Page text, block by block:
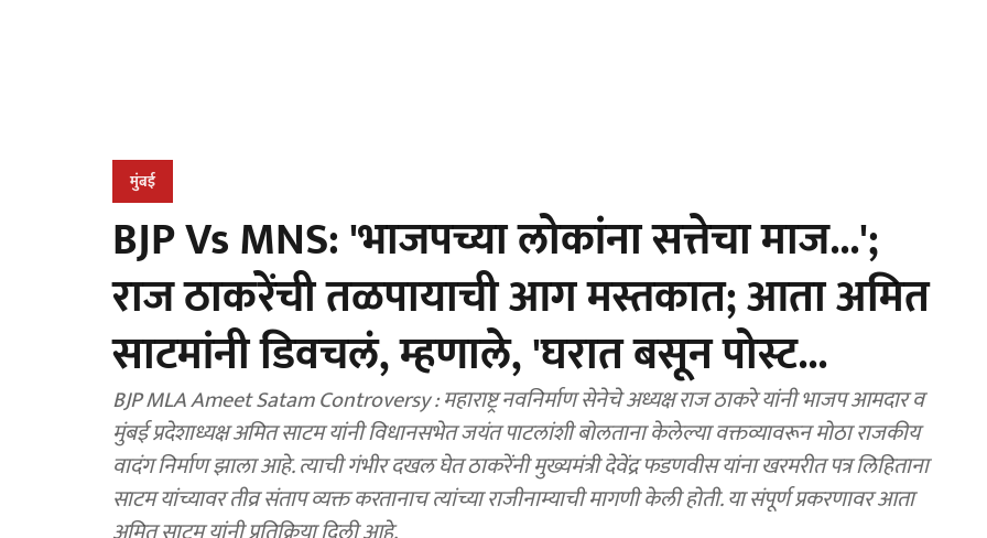
मुंबई
BJP Vs MNS: 'भाजपच्या लोकांना सत्तेचा माज...';
राज ठाकरेंची तळपायाची आग मस्तकात; आता अमित
साटमांनी डिवचलं, म्हणाले, 'घरात बसून पोस्ट...
BJP MLA Ameet Satam Controversy : महाराष्ट्र नवनिर्माण सेनेचे अध्यक्ष राज ठाकरे यांनी भाजप आमदार व
मुंबई प्रदेशाध्यक्ष अमित साटम यांनी विधानसभेत जयंत पाटलांशी बोलताना केलेल्या वक्तव्यावरून मोठा राजकीय
वादंग निर्माण झाला आहे. त्याची गंभीर दखल घेत ठाकरेंनी मुख्यमंत्री देवेंद्र फडणवीस यांना खरमरीत पत्र लिहिताना
साटम यांच्यावर तीव्र संताप व्यक्त करतानाच त्यांच्या राजीनाम्याची मागणी केली होती. या संपूर्ण प्रकरणावर आता